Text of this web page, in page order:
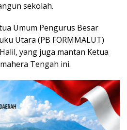
sekolah.
Umum Pengurus Besar
Utara (PB FORMMALUT)
yang juga mantan Ketua
Tengah ini.